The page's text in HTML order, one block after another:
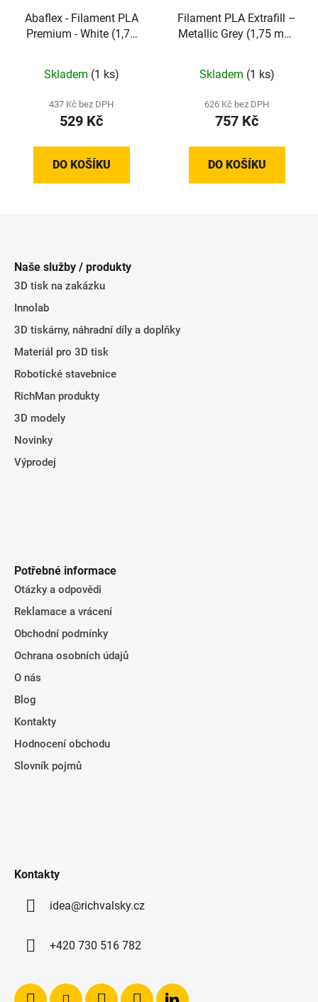
Abaflex - Filament PLA
Premium - White (1,75
Skladem (1 ks)
437 Kč bez DPH
529 Kč
DO KOŠÍKU
Filament PLA Extrafill –
Metallic Grey (1,75 mm;
Skladem (1 ks)
626 Kč bez DPH
757 Kč
DO KOŠÍKU
Naše služby / produkty
3D tisk na zakázku
Innolab
3D tiskárny, náhradní díly a doplňky
Materiál pro 3D tisk
Robotické stavebnice
RichMan produkty
3D modely
Novinky
Výprodej
Potřebné informace
Otázky a odpovědi
Reklamace a vrácení
Obchodní podmínky
Ochrana osobních údajů
O nás
Blog
Kontakty
Hodnocení obchodu
Slovník pojmů
Kontakty
idea@richvalsky.cz
+420 730 516 782